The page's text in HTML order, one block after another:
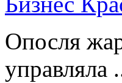
Опосля
управляла